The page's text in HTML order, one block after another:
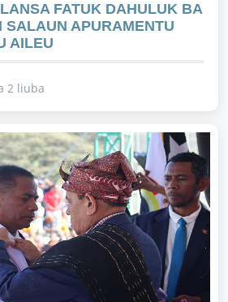
FATUK DAHULUK BA
SALAUN APURAMENTU
AILEU
2 liuba